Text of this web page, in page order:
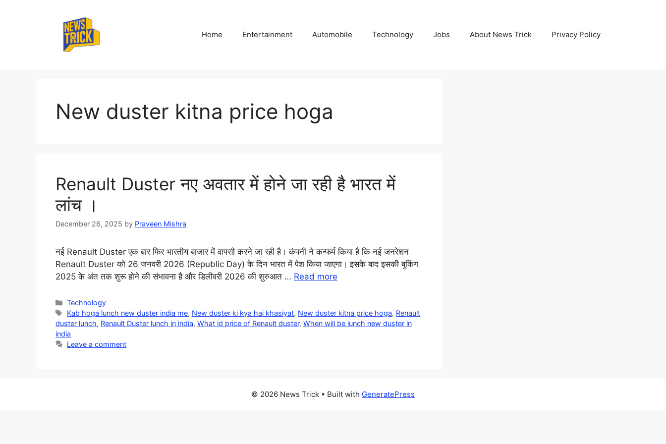
Home Entertainment Automobile Technology Jobs About News Trick Privacy Policy
New duster kitna price hoga
Renault Duster नए अवतार में होने जा रही है भारत में
लांच ।
December 26, 2025 by Praveen Mishra
नई Renault Duster एक बार फिर भारतीय बाजार में वापसी करने जा रही है। कंपनी ने कन्फर्म किया है कि नई जनरेशन
Renault Duster को 26 जनवरी 2026 (Republic Day) के दिन भारत में पेश किया जाएगा। इसके बाद इसकी बुकिंग
2025 के अंत तक शुरू होने की संभावना है और डिलीवरी 2026 की शुरुआत … Read more
Categories
Technology
Tags
Kab hoga lunch new duster india me, New duster ki kya hai khasiyat, New duster kitna price hoga, Renault
duster lunch, Renault Duster lunch in india, What id price of Renault duster, When will be lunch new duster in
india
Leave a comment
© 2026 News Trick • Built with GeneratePress